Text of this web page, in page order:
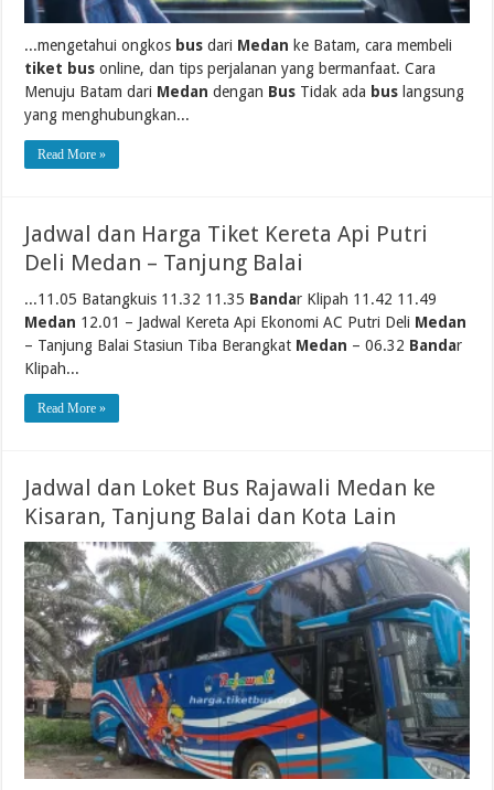
...mengetahui ongkos bus dari Medan ke Batam, cara membeli
tiket bus online, dan tips perjalanan yang bermanfaat. Cara
Menuju Batam dari Medan dengan Bus Tidak ada bus langsung
yang menghubungkan...
Read More »
Jadwal dan Harga Tiket Kereta Api Putri
Deli Medan – Tanjung Balai
...11.05 Batangkuis 11.32 11.35 Bandar Klipah 11.42 11.49
Medan 12.01 – Jadwal Kereta Api Ekonomi AC Putri Deli Medan
– Tanjung Balai Stasiun Tiba Berangkat Medan – 06.32 Bandar
Klipah...
Read More »
Jadwal dan Loket Bus Rajawali Medan ke
Kisaran, Tanjung Balai dan Kota Lain